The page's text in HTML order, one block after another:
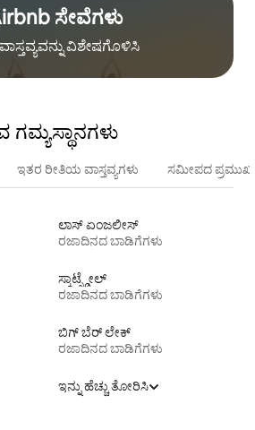
ಸೇವೆಗಳು
ವಿಶೇಷಗೊಳಿಸಿ
ಗಮ್ಯಸ್ಥಾನಗಳು
ಇತರ ರೀತಿಯ ವಾಸ್ತವ್ಯಗಳು ಸಮೀಪದ ಪ್ರಮುಖ
ಲಾಸ್ ಏಂಜಲೀಸ್
ರಜಾದಿನದ ಬಾಡಿಗೆಗಳು
ಸ್ಕಾಟ್ಸ್ಡೇಲ್
ರಜಾದಿನದ ಬಾಡಿಗೆಗಳು
ಬಿಗ್ ಬೆರ್ ಲೇಕ್
ರಜಾದಿನದ ಬಾಡಿಗೆಗಳು
ಇನ್ನು ಹೆಚ್ಚು ತೋರಿಸಿ